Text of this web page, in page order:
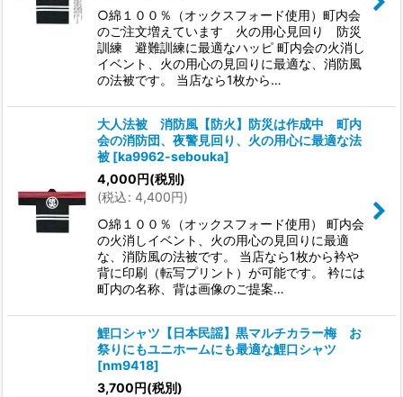
○綿１００％（オックスフォード使用）町内会
のご注文増えています 火の用心見回り 防災
訓練 避難訓練に最適なハッピ 町内会の火消し
イベント、火の用心の見回りに最適な、消防風
の法被です。 当店なら1枚から…
大人法被 消防風【防火】防災は作成中 町内
会の消防団、夜警見回り、火の用心に最適な法
被 [ka9962-sebouka]
4,000円(税別)
(税込: 4,400円)
○綿１００％（オックスフォード使用） 町内会
の火消しイベント、火の用心の見回りに最適
な、消防風の法被です。 当店なら1枚から衿や
背に印刷（転写プリント）が可能です。 衿には
町内の名称、背は画像のご提案…
鯉口シャツ【日本民謡】黒マルチカラー梅 お
祭りにもユニホームにも最適な鯉口シャツ
[nm9418]
3,700円(税別)